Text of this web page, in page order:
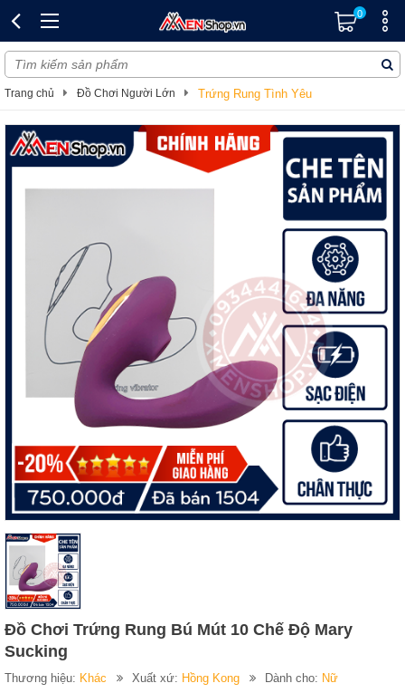
0
Trang chủ Đồ Chơi Người Lớn Trứng Rung Tình Yêu
Đồ Chơi Trứng Rung Bú Mút 10 Chế Độ Mary
Sucking
Thương hiệu: Khác Xuất xứ: Hồng Kong Dành cho: Nữ